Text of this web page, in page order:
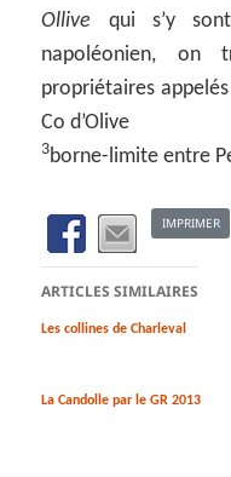
Ollive qui s’y
napoléonien, on
propriétaires appelés
Co d’Olive
3borne-limite entre
IMPRIMER
ARTICLES SIMILAIRES
Les collines de Charleval
La Candolle par le GR 2013